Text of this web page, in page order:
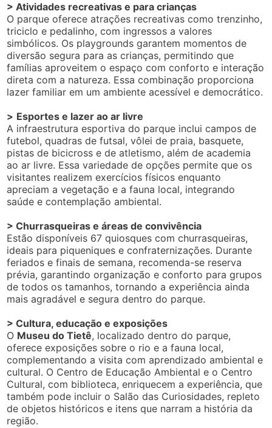
> Atividades recreativas e para crianças
O parque oferece atrações recreativas como trenzinho,
triciclo e pedalinho, com ingressos a valores
simbólicos. Os playgrounds garantem momentos de
diversão segura para as crianças, permitindo que
famílias aproveitem o espaço com conforto e interação
direta com a natureza. Essa combinação proporciona
lazer familiar em um ambiente acessível e democrático.
> Esportes e lazer ao ar livre
A infraestrutura esportiva do parque inclui campos de
futebol, quadras de futsal, vôlei de praia, basquete,
pistas de bicicross e de atletismo, além de academia
ao ar livre. Essa variedade de opções permite que os
visitantes realizem exercícios físicos enquanto
apreciam a vegetação e a fauna local, integrando
saúde e contemplação ambiental.
> Churrasqueiras e áreas de convivência
Estão disponíveis 67 quiosques com churrasqueiras,
ideais para piqueniques e confraternizações. Durante
feriados e finais de semana, recomenda-se reserva
prévia, garantindo organização e conforto para grupos
de todos os tamanhos, tornando a experiência ainda
mais agradável e segura dentro do parque.
> Cultura, educação e exposições
O Museu do Tietê, localizado dentro do parque,
oferece exposições sobre o rio e a fauna local,
complementando a visita com aprendizado ambiental e
cultural. O Centro de Educação Ambiental e o Centro
Cultural, com biblioteca, enriquecem a experiência, que
também pode incluir o Salão das Curiosidades, repleto
de objetos históricos e itens que narram a história da
região.